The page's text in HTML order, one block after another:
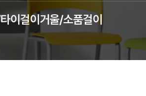
이걸이거울/소품걸이